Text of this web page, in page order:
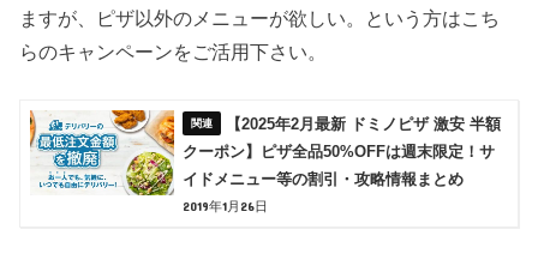
ますが、ピザ以外のメニューが欲しい。という方はこち
らのキャンペーンをご活用下さい。
【2025年2月最新 ドミノピザ 激安 半額
クーポン】ピザ全品50%OFFは週末限定！サ
イドメニュー等の割引・攻略情報まとめ
2019年1月26日